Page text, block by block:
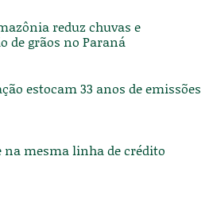
reduz chuvas e
de grãos no Paraná
estocam 33 anos de emissões
na mesma linha de crédito